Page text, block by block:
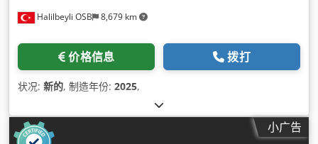
Halilbeyli OSB 8,679 km
价格信息 拨打
状况: 新的, 制造年份: 2025,
小广告